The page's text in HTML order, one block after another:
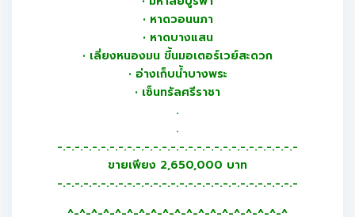
• หาดวอนนภา
• หาดบางแสน
• เลี่ยงหนองมน ขึ้นมอเตอร์เวย์สะดวก
• อ่างเก็บน้ำบางพระ
• เซ็นทรัลศรีราชา
.
.
-.-.-.-.-.-.-.-.-.-.-.-.-.-.-.-.-.-.-.-.-.-.-.-.-.-.-.-
ขายเพียง 2,650,000 บาท
-.-.-.-.-.-.-.-.-.-.-.-.-.-.-.-.-.-.-.-.-.-.-.-.-.-.-.-
^-^-^-^-^-^-^-^-^-^-^-^-^-^-^-^-^-^-^